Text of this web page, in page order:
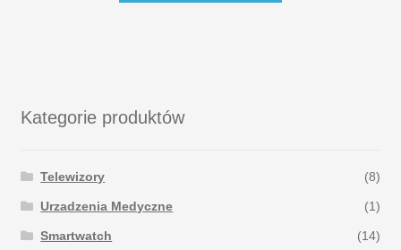
Kategorie produktów
Telewizory (8)
Urzadzenia Medyczne (1)
Smartwatch (14)